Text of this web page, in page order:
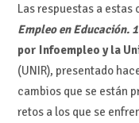
Las respuestas a
Empleo en Educación.
por Infoempleo y la
(UNIR), presentado
cambios que se están
retos a los que se